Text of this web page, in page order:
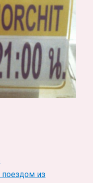
поездом из